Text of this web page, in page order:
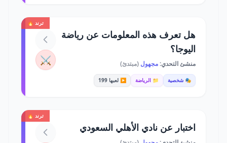
ترند 🔥
هل تعرف هذه المعلومات عن رياضة
اليوجا؟
منشئ التحدي:مجهول (مبتدئ)
🎭 شخصية 📁 الرياضة ▶️ لعبها 199
⚔️
ترند 🔥
اختبار عن نادي الأهلي السعودي